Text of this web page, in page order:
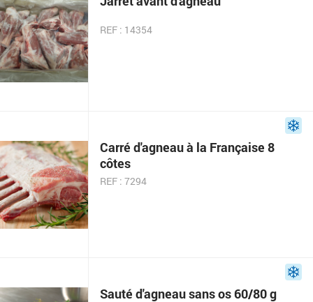
REF : 14354
Carré d'agneau à la Française 8
côtes
REF : 7294
Sauté d'agneau sans os 60/80 g